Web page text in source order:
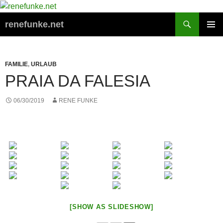
Zum
springen
renefunke.net
FAMILIE, URLAUB
PRAIA DA FALESIA
06/30/2019 RENE FUNKE
[SHOW AS SLIDESHOW]